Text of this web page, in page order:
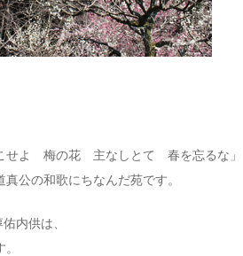
せよ 梅の花 主なしとて 春を忘るな」
公の和歌にちなんだ苑です。
内供は、